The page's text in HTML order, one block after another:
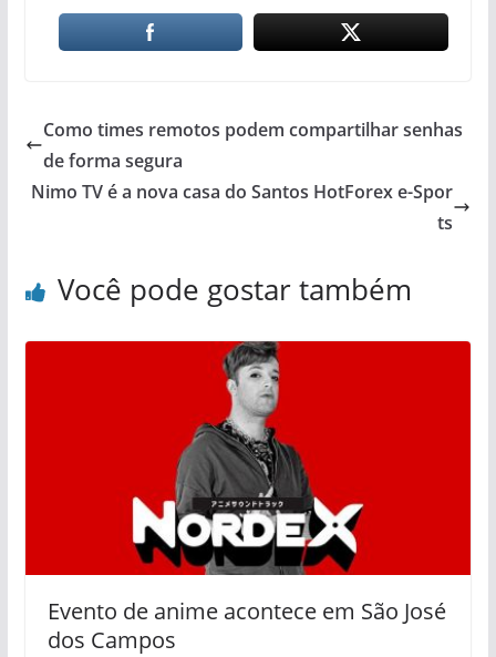
Como times remotos podem compartilhar senhas
de forma segura
Nimo TV é a nova casa do Santos HotForex e-Spor
ts
Você pode gostar também
Evento de anime acontece em São José
dos Campos